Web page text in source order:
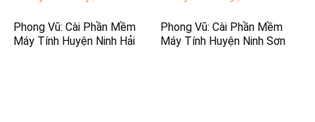
Phong Vũ: Cài Phần Mềm
Máy Tính Huyện Ninh Hải
Phong Vũ: Cài Phần Mềm
Máy Tính Huyện Ninh Sơn